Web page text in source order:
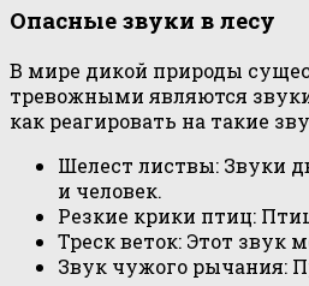
Опасные звуки в лесу
В мире дикой природы
тревожными являются
как реагировать на такие
Шелест листвы: Звуки
и человек.
Резкие крики птиц:
Треск веток: Этот
Звук чужого рычания: